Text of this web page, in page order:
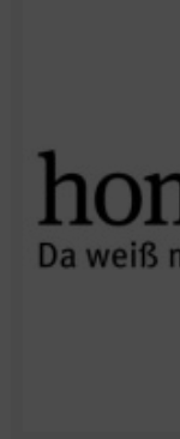
Präsenzstelle
Brandenburg-
Wegemuseum